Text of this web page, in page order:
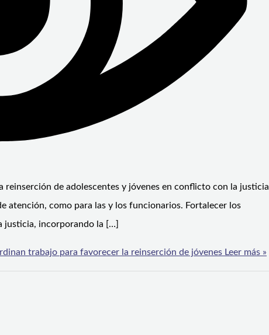
de adolescentes y jóvenes en conflicto con la justicia
atención, como para las y los funcionarios. Fortalecer los
justicia, incorporando la […]
trabajo para favorecer la reinserción de jóvenes Leer más »